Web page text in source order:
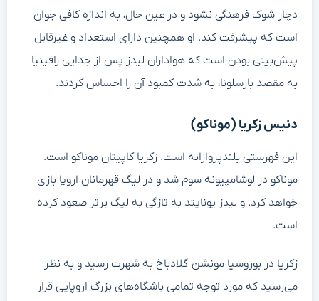
دچار شوک فرهنگی نشود و در عین حال، به اندازه کافی جوان
است که پیشرفت کند. او همچنین دارای استعداد و غیرقابل
پیش‌بینی بودن است که هواداران لیدز پس از جدایی رافینیا
به مقصد بارسلونا، به شدت کمبود آن را احساس کردند.
دنیس زکریا (موناکو)
این فهرستی بلندپروازانه است. زکریا کاپیتان موناکو است.
موناکو در لوشامپیونه سوم شد و در لیگ قهرمانان اروپا بازی
خواهد کرد. و لیدز یونایتد به تازگی به لیگ برتر صعود کرده
است.
زکریا در بوروسیا مونشن گلادباخ به شهرت رسید و به نظر
می‌رسید که مورد توجه تمامی باشگاه‌های بزرگ اروپایی قرار